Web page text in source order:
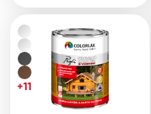
+11